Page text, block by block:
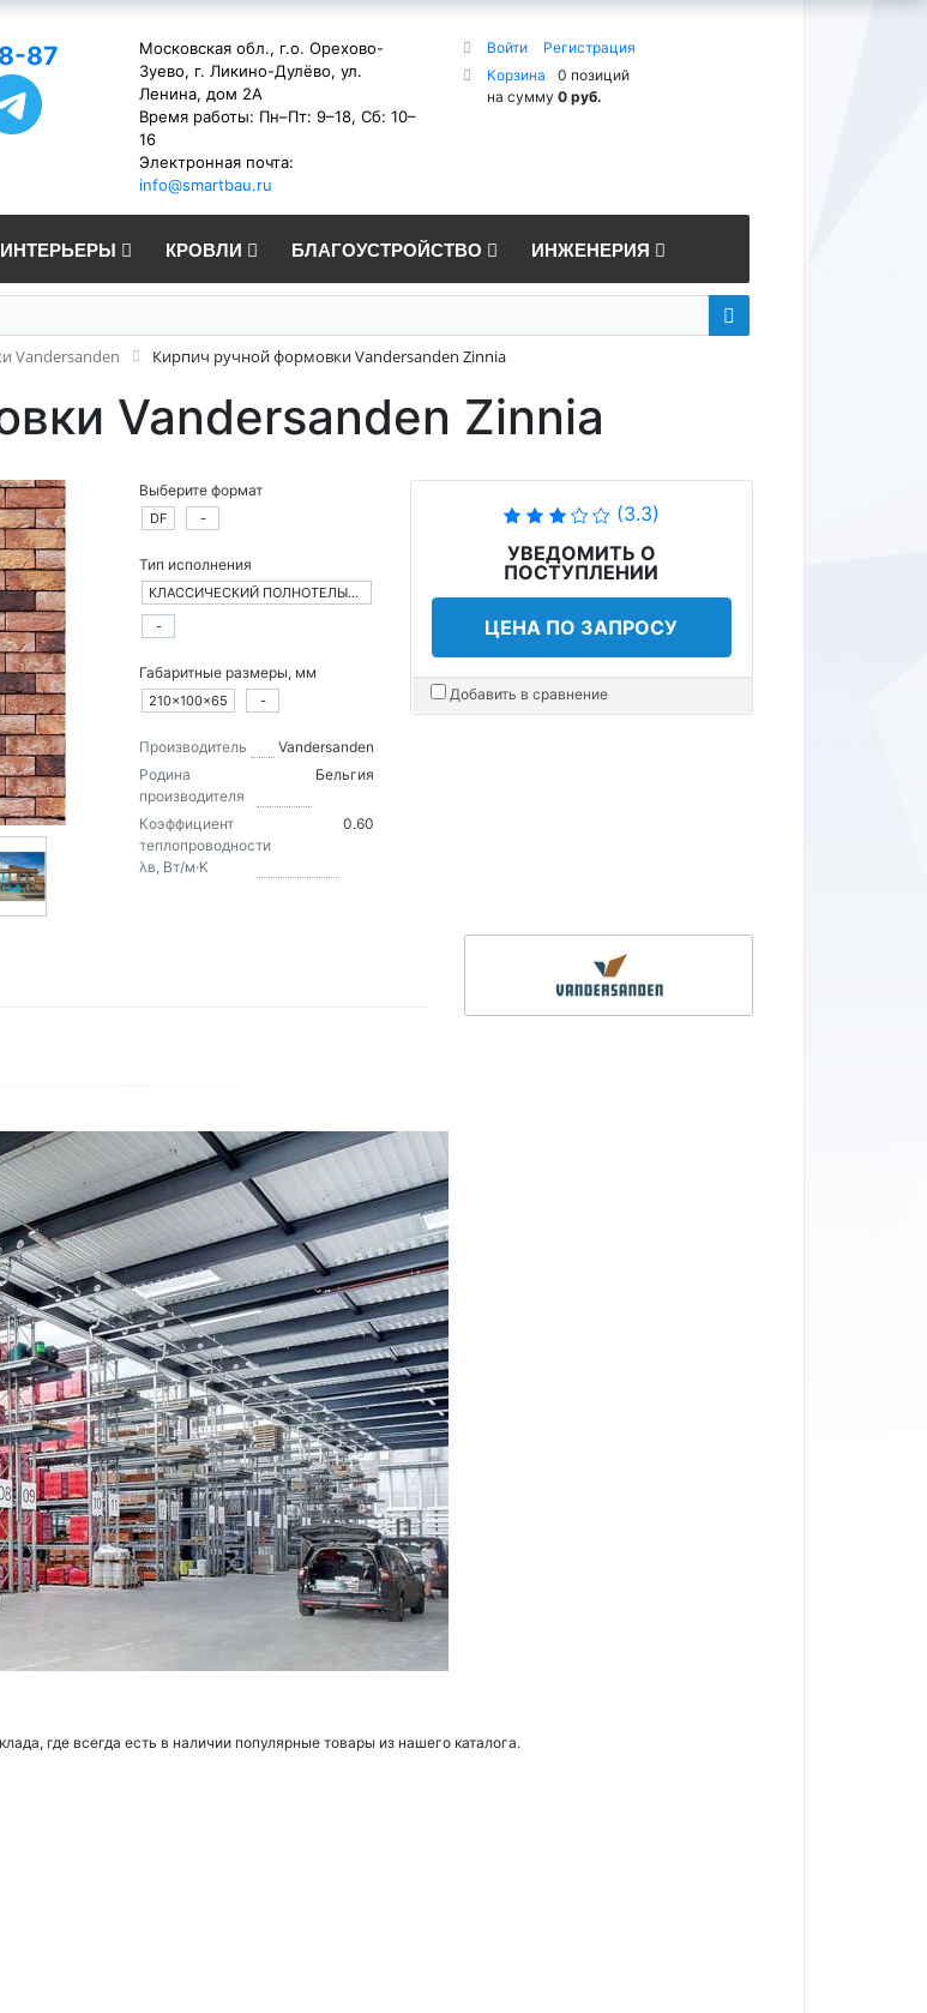
87
Московская обл., г.о. Орехово-
Зуево, г. Ликино-Дулёво, ул.
Ленина, дом 2А
Время работы: Пн–Пт: 9–18, Сб: 10–
16
Электронная почта:
info@smartbau.ru
Войти
Регистрация
Корзина
0 позиций
на сумму 0 руб.
ИНТЕРЬЕРЫ КРОВЛИ БЛАГОУСТРОЙСТВО ИНЖЕНЕРИЯ
Vandersanden Кирпич ручной формовки Vandersanden Zinnia
Vandersanden Zinnia
Выберите формат
DF -
Тип исполнения
КЛАССИЧЕСКИЙ ПОЛНОТЕЛЫЙ КИРПИЧ
-
Габаритные размеры, мм
210×100×65 -
Производитель
Vandersanden
Родина
производителя
Бельгия
Коэффициент
теплопроводности
λв, Вт/м·K
0.60
(3.3)
УВЕДОМИТЬ О
ПОСТУПЛЕНИИ
ЦЕНА ПО ЗАПРОСУ
Добавить в сравнение
где всегда есть в наличии популярные товары из нашего каталога.